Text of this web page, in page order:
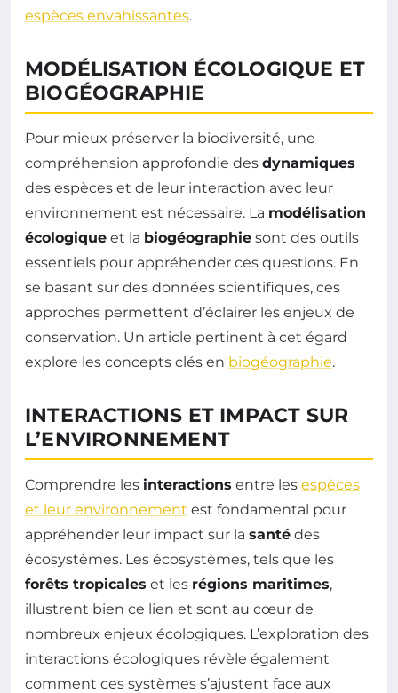
espèces envahissantes.
MODÉLISATION ÉCOLOGIQUE ET
BIOGÉOGRAPHIE
Pour mieux préserver la biodiversité, une
compréhension approfondie des dynamiques
des espèces et de leur interaction avec leur
environnement est nécessaire. La modélisation
écologique et la biogéographie sont des outils
essentiels pour appréhender ces questions. En
se basant sur des données scientifiques, ces
approches permettent d’éclairer les enjeux de
conservation. Un article pertinent à cet égard
explore les concepts clés en biogéographie.
INTERACTIONS ET IMPACT SUR
L’ENVIRONNEMENT
Comprendre les interactions entre les espèces
et leur environnement est fondamental pour
appréhender leur impact sur la santé des
écosystèmes. Les écosystèmes, tels que les
forêts tropicales et les régions maritimes,
illustrent bien ce lien et sont au cœur de
nombreux enjeux écologiques. L’exploration des
interactions écologiques révèle également
comment ces systèmes s’ajustent face aux